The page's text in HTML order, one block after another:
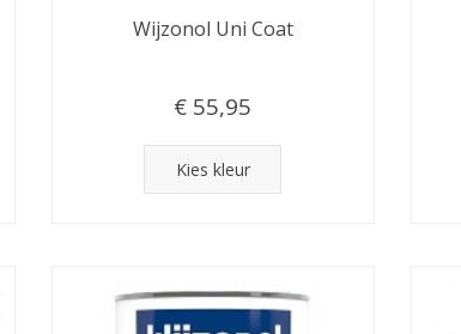
Wijzonol Uni Coat
€ 55,95
Kies kleur